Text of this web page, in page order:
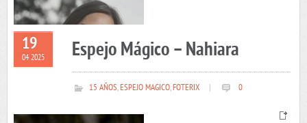
19
04 2025 Espejo Mágico – Nahiara
15 AÑOS,ESPEJO MAGICO,FOTERIX 0